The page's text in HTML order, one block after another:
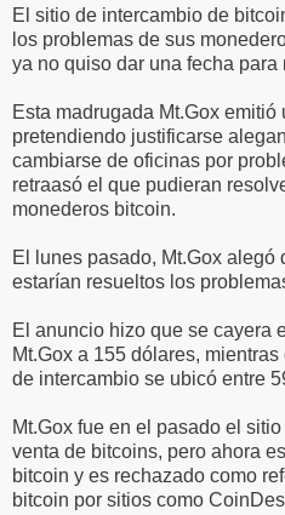
El sitio de intercambio de
los problemas de sus
ya no quiso dar una fecha para
Esta madrugada Mt.Gox emitió
pretendiendo justificarse
cambiarse de oficinas por
retraasó el que pudieran
monederos bitcoin.
El lunes pasado, Mt.Gox alegó
estarían resueltos los
El anuncio hizo que se cayera
Mt.Gox a 155 dólares,
de intercambio se ubicó entre
Mt.Gox fue en el pasado el
venta de bitcoins, pero ahora
bitcoin y es rechazado como
bitcoin por sitios como